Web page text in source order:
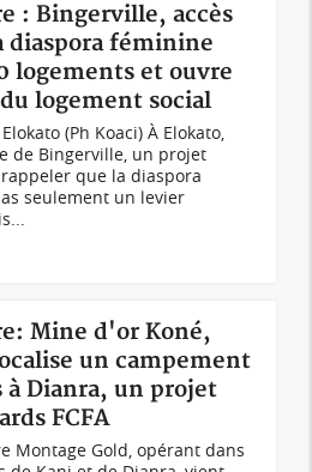
: Bingerville, accès
diaspora féminine
logements et ouvre
logement social
(Ph Koaci) À Elokato,
de Bingerville, un projet
que la diaspora
seulement un levier
Mine d'or Koné,
un campement
à Dianra, un projet
FCFA
Montage Gold, opérant dans